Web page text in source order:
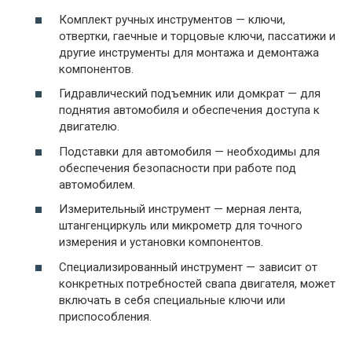
Комплект ручных инструментов — ключи,
отвертки, гаечные и торцовые ключи, пассатижи и
другие инструменты для монтажа и демонтажа
компонентов.
Гидравлический подъемник или домкрат — для
поднятия автомобиля и обеспечения доступа к
двигателю.
Подставки для автомобиля — необходимы для
обеспечения безопасности при работе под
автомобилем.
Измерительный инструмент — мерная лента,
штангенциркуль или микрометр для точного
измерения и установки компонентов.
Специализированный инструмент — зависит от
конкретных потребностей свапа двигателя, может
включать в себя специальные ключи или
приспособления.